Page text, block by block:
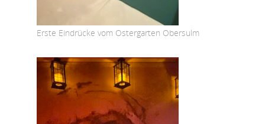
Erste Eindrücke vom Ostergarten Obersulm